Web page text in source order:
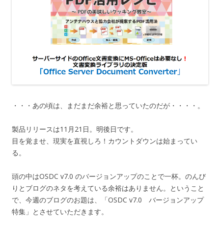
・・・あの頃は、まだまだ余裕と思っていたのだが・・・・。
製品リリースは11月21日。明後日です。
目を覚ませ、現実を直視しろ！カウントダウンは始まってい
る。
頭の中はOSDC v7.0 のバージョンアップのことで一杯。のんび
りとブログのネタを考えている余裕はありません。ということ
で、今週のブログのお題は、「OSDC v7.0 バージョンアップ
特集」とさせていただきます。